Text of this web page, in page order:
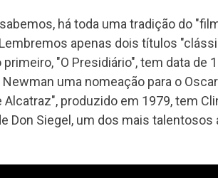
há toda uma tradição do
apenas dois títulos
primeiro, "O Presidiário", tem data de
Newman uma nomeação para o
Alcatraz", produzido em 1979, tem
Don Siegel, um dos mais